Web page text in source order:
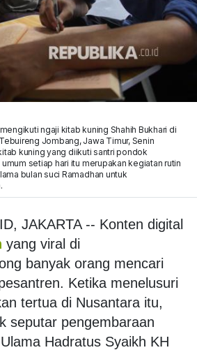
ngaji kitab kuning Shahih Bukhari di
Jombang, Jawa Timur, Senin
kuning yang diikuti santri pondok
setiap hari itu merupakan kegiatan rutin
bulan suci Ramadhan untuk
JAKARTA -- Konten digital
yang viral di
banyak orang mencari
Ketika menelusuri
tertua di Nusantara itu,
seputar pengembaraan
Hadratus Syaikh KH